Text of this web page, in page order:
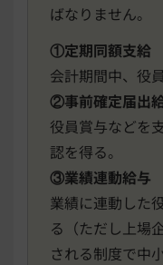
ばなりません。
①定期同額支給
会計期間中、役
②事前確定届出
役員賞与などを
認を得る。
③業績連動給与
業績に連動した
る（ただし上場
される制度で中